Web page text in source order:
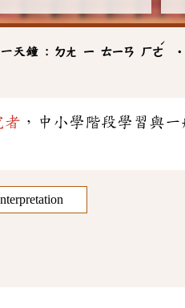
天鐘 : ㄉㄤ ㄧ ㄊㄧㄢ ㄏㄜ
ˊ
者 ，中小學階段學習與